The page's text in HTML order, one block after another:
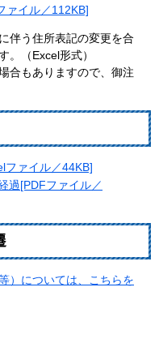
ァイル／112KB]
伴う住所表記の変更を合
。（Excel形式）
合もありますので、御注
ファイル／44KB]
過[PDFファイル／
）については、こちらを